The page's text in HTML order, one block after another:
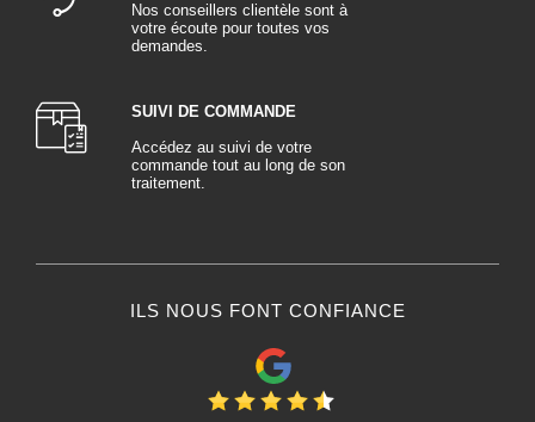
Nos conseillers clientèle sont à
votre écoute pour toutes vos
demandes.
SUIVI DE COMMANDE
Accédez au suivi de votre
commande tout au long de son
traitement.
ILS NOUS FONT CONFIANCE